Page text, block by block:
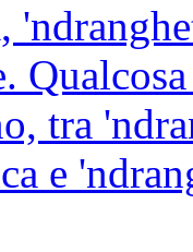
tra
e